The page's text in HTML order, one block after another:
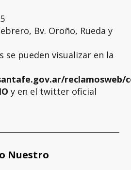
Bv. Oroño, Rueda y
se pueden visualizar en la
reclamosweb/
y en el twitter oficial
Nuestro